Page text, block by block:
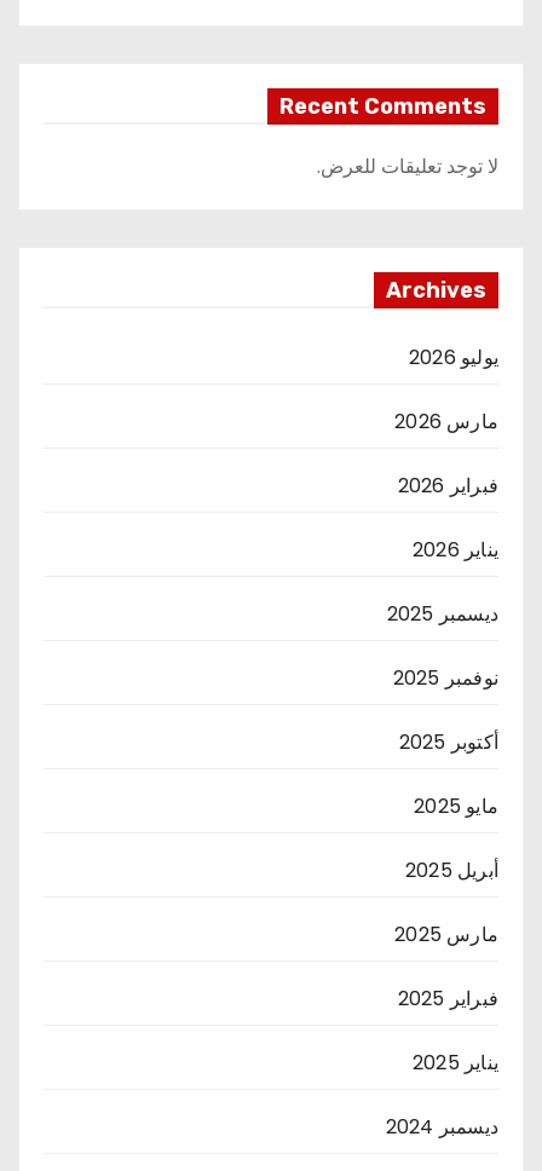
Recent Comments
لا توجد تعليقات للعرض.
Archives
يوليو 2026
مارس 2026
فبراير 2026
يناير 2026
ديسمبر 2025
نوفمبر 2025
أكتوبر 2025
مايو 2025
أبريل 2025
مارس 2025
فبراير 2025
يناير 2025
ديسمبر 2024